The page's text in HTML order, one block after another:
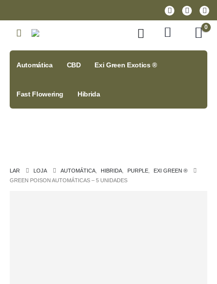
0
Automática CBD Exi Green Exotics ®
Fast Flowering Hibrida
LAR LOJA AUTOMÁTICA HIBRIDA PURPLE
EXI GREEN ®
GREEN POISON AUTOMÁTICAS – 5 UNIDADES